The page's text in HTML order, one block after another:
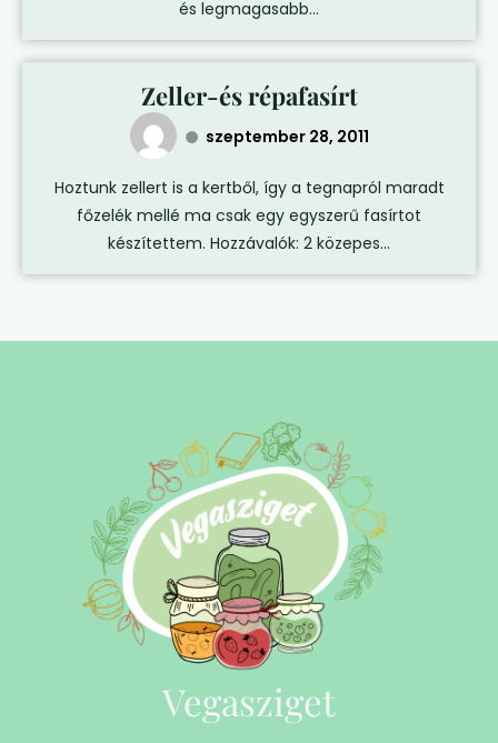
és legmagasabb...
Zeller-és répafasírt
szeptember 28, 2011
Hoztunk zellert is a kertből, így a tegnapról maradt
főzelék mellé ma csak egy egyszerű fasírtot
készítettem. Hozzávalók: 2 közepes...
Vegasziget